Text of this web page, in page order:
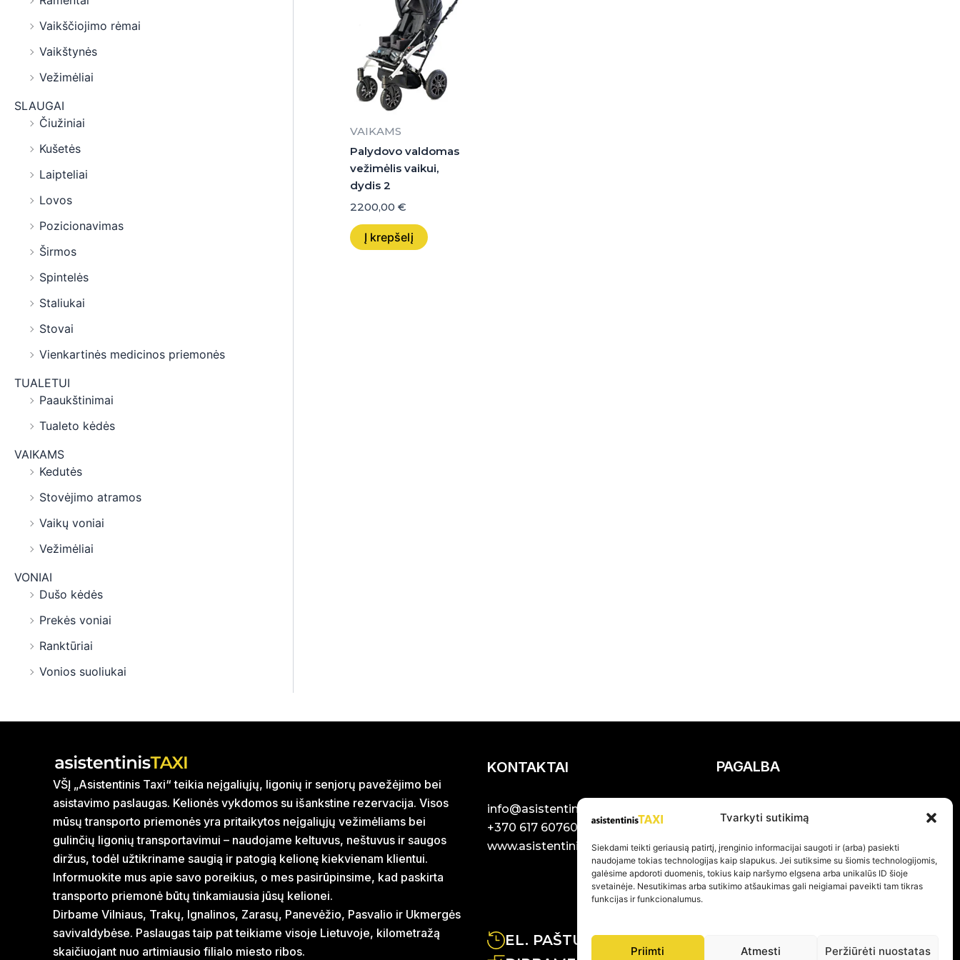
Tvarkyti sutikimą
Siekdami teikti geriausią patirtį, įrenginio informacijai saugoti ir (arba) pasiekti
naudojame tokias technologijas kaip slapukus. Jei sutiksime su šiomis technologijomis,
galėsime apdoroti duomenis, tokius kaip naršymo elgsena arba unikalūs ID šioje
svetainėje. Nesutikimas arba sutikimo atšaukimas gali neigiamai paveikti tam tikras
funkcijas ir funkcionalumus.
Priimti Atmesti Peržiūrėti nuostatas
Vaikščiojimo rėmai
Vaikštynės
Vežimėliai
SLAUGAI
Čiužiniai
Kušetės
Laipteliai
Lovos
Pozicionavimas
Širmos
Spintelės
Staliukai
Stovai
Vienkartinės medicinos priemonės
TUALETUI
Paaukštinimai
Tualeto kėdės
VAIKAMS
Kedutės
Stovėjimo atramos
Vaikų voniai
Vežimėliai
VONIAI
Dušo kėdės
Prekės voniai
Ranktūriai
Vonios suoliukai
VAIKAMS
Palydovo valdomas
vežimėlis vaikui,
dydis 2
2200,00€
Į krepšelį
VŠĮ „Asistentinis Taxi“ teikia neįgaliųjų, ligonių ir senjorų pavežėjimo bei
asistavimo paslaugas. Kelionės vykdomos su išankstine rezervacija. Visos
mūsų transporto priemonės yra pritaikytos neįgaliųjų vežimėliams bei
gulinčių ligonių transportavimui – naudojame keltuvus, neštuvus ir saugos
diržus, todėl užtikriname saugią ir patogią kelionę kiekvienam klientui.
Informuokite mus apie savo poreikius, o mes pasirūpinsime, kad paskirta
transporto priemonė būtų tinkamiausia jūsų kelionei.
Dirbame Vilniaus, Trakų, Ignalinos, Zarasų, Panevėžio, Pasvalio ir Ukmergės
savivaldybėse. Paslaugas taip pat teikiame visoje Lietuvoje, kilometražą
skaičiuojant nuo artimiausio filialo miesto ribos.
KONTAKTAI PAGALBA
info@asistentinistaxi.lt
+370 617 60760
www.asistentinistaxi.lt
Pirkimo – pardavimo taisyklės
Prekių grąžinimas ir garantijos
EL. PAŠTU ATSAKOME PER 24H